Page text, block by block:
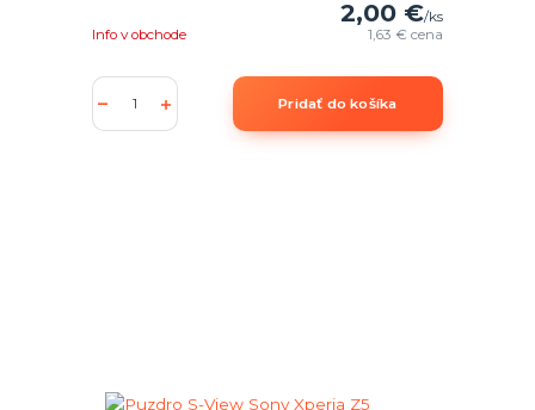
2,00 €/ks
1,63 €cena
Info v obchode
Pridať do košíka